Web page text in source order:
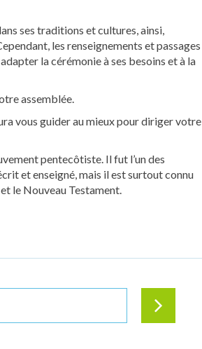
ses traditions et cultures, ainsi,
les renseignements et passages
la cérémonie à ses besoins et à la
assemblée.
vous guider au mieux pour diriger votre
pentecôtiste. Il fut l’un des
et enseigné, mais il est surtout connu
le Nouveau Testament.